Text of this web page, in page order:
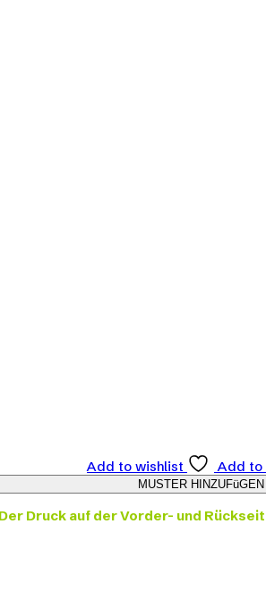
Add to wishlist Add to
Der Druck auf der Vorder- und